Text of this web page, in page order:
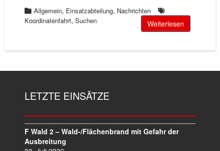
Allgemein, Einsatzabteilung, Nachrichten
Koordinatenfahrt, Suchen Weiterlesen
LETZTE EINSÄTZE
F Wald 2 – Wald-/Flächenbrand mit Gefahr der
Ausbreitung